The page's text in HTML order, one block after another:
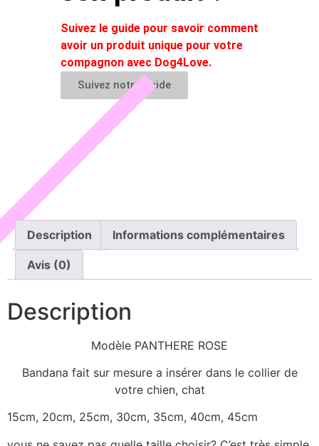
Suivez le guide pour savoir comment
avoir un produit unique pour votre
compagnon avec Dog4Love.
Suivez notre guide
Description Informations complémentaires
Avis (0)
Description
Modèle PANTHERE ROSE
Bandana fait sur mesure a insérer dans le collier de
votre chien, chat
15cm, 20cm, 25cm, 30cm, 35cm, 40cm, 45cm